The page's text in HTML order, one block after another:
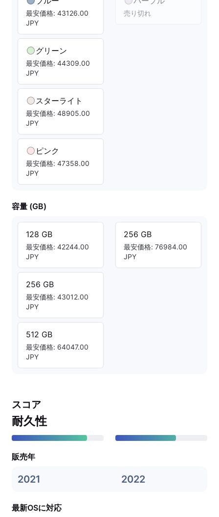
最安価格: 43126.00
JPY
グリーン
最安価格: 44309.00
JPY
スターライト
最安価格: 48905.00
JPY
ピンク
最安価格: 47358.00
JPY
売り切れ
容量 (GB)
128 GB
最安価格: 42244.00
JPY
256 GB
最安価格: 43012.00
JPY
512 GB
最安価格: 64047.00
JPY
256 GB
最安価格: 76984.00
JPY
スコア
耐久性
販売年
2021 2022
最新OSに対応